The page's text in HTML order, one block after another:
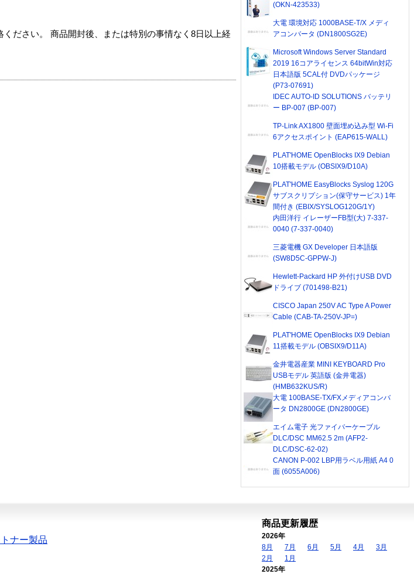
ださい。 商品開封後、または特別の事情なく8日以上経
(OKN-423533)
大電 環境対応 1000BASE-T/X メディ
アコンバータ (DN1800SG2E)
Microsoft Windows Server Standard
2019 16コアライセンス 64bitWin対応
日本語版 5CAL付 DVDパッケージ
(P73-07691)
IDEC AUTO-ID SOLUTIONS バッテリ
ー BP-007 (BP-007)
TP-Link AX1800 壁面埋め込み型 Wi-Fi
6アクセスポイント (EAP615-WALL)
PLAT'HOME OpenBlocks IX9 Debian
10搭載モデル (OBSIX9/D10A)
PLAT'HOME EasyBlocks Syslog 120G
サブスクリプション(保守サービス) 1年
間付き (EBIX/SYSLOG120G/1Y)
内田洋行 イレーザーFB型(大) 7-337-
0040 (7-337-0040)
三菱電機 GX Developer 日本語版
(SW8D5C-GPPW-J)
Hewlett-Packard HP 外付けUSB DVD
ドライブ (701498-B21)
CISCO Japan 250V AC Type A Power
Cable (CAB-TA-250V-JP=)
PLAT'HOME OpenBlocks IX9 Debian
11搭載モデル (OBSIX9/D11A)
金井電器産業 MINI KEYBOARD Pro
USBモデル 英語版 (金井電器)
(HMB632KUS/R)
大電 100BASE-TX/FXメディアコンバ
ータ DN2800GE (DN2800GE)
エイム電子 光ファイバーケーブル
DLC/DSC MM62.5 2m (AFP2-
DLC/DSC-62-02)
CANON P-002 LBP用ラベル用紙 A4 0
面 (6055A006)
ナー製品
商品更新履歴
2026年
8月
7月 6月 5月 4月
3月
2月
1月
2025年